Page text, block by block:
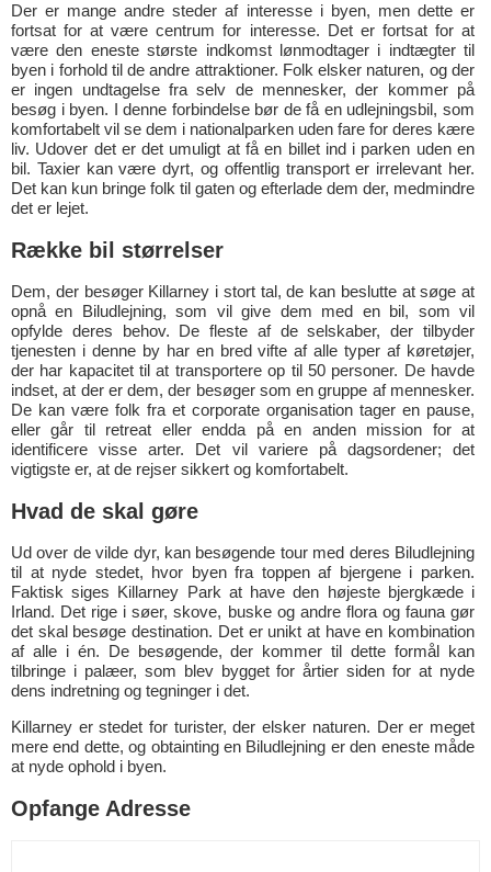
Der er mange andre steder af interesse i byen, men dette er
fortsat for at være centrum for interesse. Det er fortsat for at
være den eneste største indkomst lønmodtager i indtægter til
byen i forhold til de andre attraktioner. Folk elsker naturen, og der
er ingen undtagelse fra selv de mennesker, der kommer på
besøg i byen. I denne forbindelse bør de få en udlejningsbil, som
komfortabelt vil se dem i nationalparken uden fare for deres kære
liv. Udover det er det umuligt at få en billet ind i parken uden en
bil. Taxier kan være dyrt, og offentlig transport er irrelevant her.
Det kan kun bringe folk til gaten og efterlade dem der, medmindre
det er lejet.
Række bil størrelser
Dem, der besøger Killarney i stort tal, de kan beslutte at søge at
opnå en Biludlejning, som vil give dem med en bil, som vil
opfylde deres behov. De fleste af de selskaber, der tilbyder
tjenesten i denne by har en bred vifte af alle typer af køretøjer,
der har kapacitet til at transportere op til 50 personer. De havde
indset, at der er dem, der besøger som en gruppe af mennesker.
De kan være folk fra et corporate organisation tager en pause,
eller går til retreat eller endda på en anden mission for at
identificere visse arter. Det vil variere på dagsordener; det
vigtigste er, at de rejser sikkert og komfortabelt.
Hvad de skal gøre
Ud over de vilde dyr, kan besøgende tour med deres Biludlejning
til at nyde stedet, hvor byen fra toppen af bjergene i parken.
Faktisk siges Killarney Park at have den højeste bjergkæde i
Irland. Det rige i søer, skove, buske og andre flora og fauna gør
det skal besøge destination. Det er unikt at have en kombination
af alle i én. De besøgende, der kommer til dette formål kan
tilbringe i palæer, som blev bygget for årtier siden for at nyde
dens indretning og tegninger i det.
Killarney er stedet for turister, der elsker naturen. Der er meget
mere end dette, og obtainting en Biludlejning er den eneste måde
at nyde ophold i byen.
Opfange Adresse